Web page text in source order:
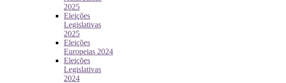
2025
Eleições
Legislativas
2025
Eleições
Europeias 2024
Eleições
Legislativas
2024